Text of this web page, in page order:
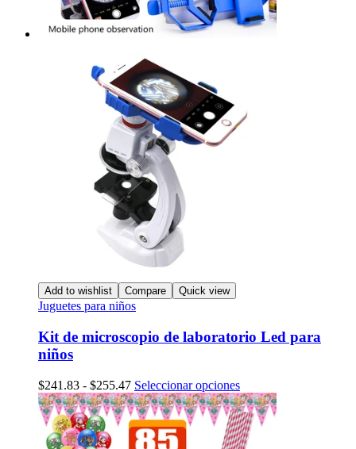
Add to wishlist Compare Quick view
Juguetes para niños
Kit de microscopio de laboratorio Led para
niños
$241.83 - $255.47Rango
de
precios:
desde
$241.83
Seleccionar opcionesEste
producto
tiene
múltiples
variantes.